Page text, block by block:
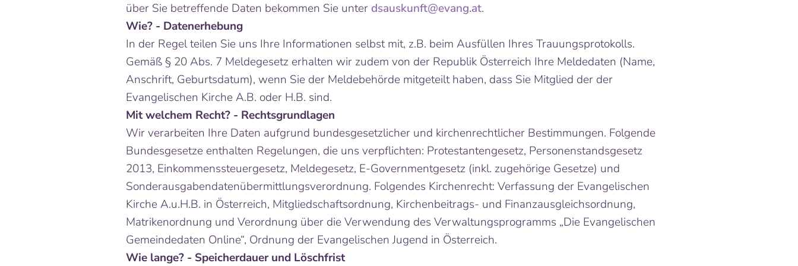
über Sie betreffende Daten bekommen Sie unter dsauskunft@evang.at.
Wie? - Datenerhebung
In der Regel teilen Sie uns Ihre Informationen selbst mit, z.B. beim Ausfüllen Ihres Trauungsprotokolls.
Gemäß § 20 Abs. 7 Meldegesetz erhalten wir zudem von der Republik Österreich Ihre Meldedaten (Name,
Anschrift, Geburtsdatum), wenn Sie der Meldebehörde mitgeteilt haben, dass Sie Mitglied der der
Evangelischen Kirche A.B. oder H.B. sind.
Mit welchem Recht? - Rechtsgrundlagen
Wir verarbeiten Ihre Daten aufgrund bundesgesetzlicher und kirchenrechtlicher Bestimmungen. Folgende
Bundesgesetze enthalten Regelungen, die uns verpflichten: Protestantengesetz, Personenstandsgesetz
2013, Einkommenssteuergesetz, Meldegesetz, E-Governmentgesetz (inkl. zugehörige Gesetze) und
Sonderausgabendatenübermittlungsverordnung. Folgendes Kirchenrecht: Verfassung der Evangelischen
Kirche A.u.H.B. in Österreich, Mitgliedschaftsordnung, Kirchenbeitrags- und Finanzausgleichsordnung,
Matrikenordnung und Verordnung über die Verwendung des Verwaltungsprogramms „Die Evangelischen
Gemeindedaten Online“, Ordnung der Evangelischen Jugend in Österreich.
Wie lange? - Speicherdauer und Löschfrist